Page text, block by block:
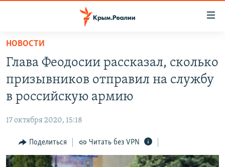
Вернуться
основному
содержанию
Вернутся
главной
навигации
Вернутся
СПЕЦПРОЕКТЫ
11 ЛЕТ ОККУПАЦИИ КРЫМА. 11 ИСТОРИЙ СОПРОТИВЛЕНИЯ
ВОДА
ЕЩЕ
ИНТЕРАКТИВ
ИНФОГРАФИКА
РАДІО СВОБОДА
КАК ОБОЙТИ БЛОКИРОВКУ
НОВОСТИ
Глава Феодосии рассказал, сколько
призывников отправил на службу
в российскую армию
17 октября 2020, 15:18
Поделиться Читать без VPN